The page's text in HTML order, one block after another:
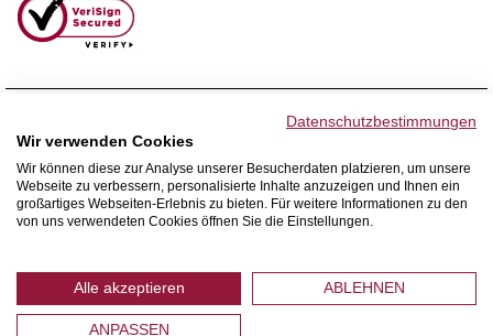
WIR VERSENDEN MIT
Datenschutzbestimmungen
Wir verwenden Cookies
Wir können diese zur Analyse unserer Besucherdaten platzieren, um unsere
Webseite zu verbessern, personalisierte Inhalte anzuzeigen und Ihnen ein
großartiges Webseiten-Erlebnis zu bieten. Für weitere Informationen zu den
von uns verwendeten Cookies öffnen Sie die Einstellungen.
Alle akzeptieren ABLEHNEN
ANPASSEN